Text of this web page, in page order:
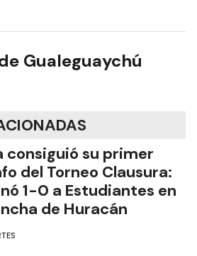
Gualeguaychú
consiguió su primer
del Torneo Clausura:
1-0 a Estudiantes en
de Huracán